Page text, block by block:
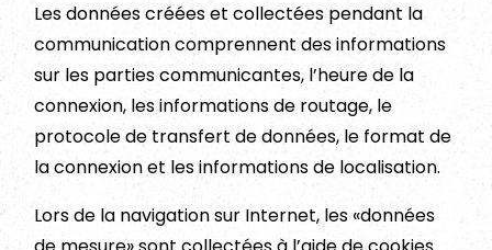
Les données créées et collectées pendant la
communication comprennent des informations
sur les parties communicantes, l’heure de la
connexion, les informations de routage, le
protocole de transfert de données, le format de
la connexion et les informations de localisation.
Lors de la navigation sur Internet, les «données